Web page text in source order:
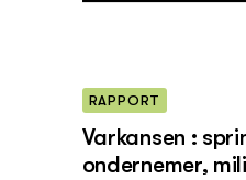
RAPPORT
Varkansen :
ondernemer,